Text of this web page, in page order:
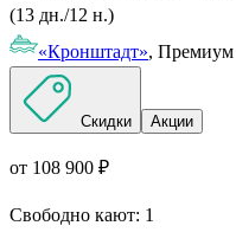
(13 дн./12 н.)
«Кронштадт», Премиум
Скидки Акции
от 108 900 ₽
Свободно кают: 1